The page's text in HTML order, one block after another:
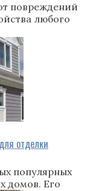
повреждений
любого
отделки
популярных
домов. Его